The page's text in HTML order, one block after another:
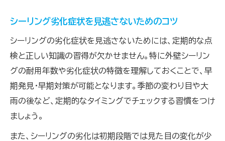
シーリング劣化症状を見逃さないためのコツ
シーリングの劣化症状を見逃さないためには、定期的な点
検と正しい知識の習得が欠かせません。特に外壁シーリン
グの耐用年数や劣化症状の特徴を理解しておくことで、早
期発見・早期対策が可能となります。季節の変わり目や大
雨の後など、定期的なタイミングでチェックする習慣をつけ
ましょう。
また、シーリングの劣化は初期段階では見た目の変化が少